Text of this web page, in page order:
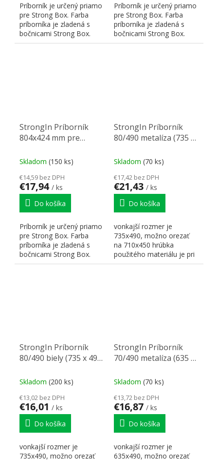
Príborník je určený priamo
pre Strong Box. Farba
príborníka je zladená s
bočnicami Strong Box.
Hrúbka použitého...
Príborník je určený priamo
pre Strong Box. Farba
príborníka je zladená s
bočnicami Strong Box.
Hrúbka použitého...
StrongIn Príborník
804x424 mm pre
Skladom (150 ks)
€14,59 bez DPH
€17,94 / ks
Do košíka
Príborník je určený priamo
pre Strong Box. Farba
príborníka je zladená s
bočnicami Strong Box.
Hrúbka použitého...
StrongIn Príborník
80/490 metalíza (735 x
Skladom (70 ks)
€17,42 bez DPH
€21,43 / ks
Do košíka
vonkajší rozmer je
735x490, možno orezať
na 710x450 hrúbka
použitého materiálu je pri
striebornej metalíze 2mm
StrongIn Príborník
80/490 biely (735 x 490
Skladom (200 ks)
€13,02 bez DPH
€16,01 / ks
Do košíka
vonkajší rozmer je
735x490, možno orezať
StrongIn Príborník
70/490 metalíza (635 x
Skladom (70 ks)
€13,72 bez DPH
€16,87 / ks
Do košíka
vonkajší rozmer je
635x490, možno orezať